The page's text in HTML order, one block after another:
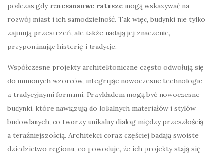
podczas gdy renesansowe ratusze mogą wskazywać na
rozwój miast i ich samodzielność. Tak więc, budynki nie tylko
zajmują przestrzeń, ale także nadają jej znaczenie,
przypominając historię i tradycje.
Współczesne projekty architektoniczne często odwołują się
do minionych wzorców, integrując nowoczesne technologie
z tradycyjnymi formami. Przykładem mogą być nowoczesne
budynki, które nawiązują do lokalnych materiałów i stylów
budowlanych, co tworzy unikalny dialog między przeszłością
a teraźniejszością. Architekci coraz częściej badają swoiste
dziedzictwo regionu, co powoduje, że ich projekty stają się